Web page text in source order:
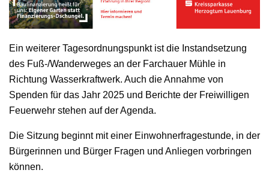
Ein weiterer Tagesordnungspunkt ist die Instandsetzung
des Fuß-/Wanderweges an der Farchauer Mühle in
Richtung Wasserkraftwerk. Auch die Annahme von
Spenden für das Jahr 2025 und Berichte der Freiwilligen
Feuerwehr stehen auf der Agenda.
Die Sitzung beginnt mit einer Einwohnerfragestunde, in der
Bürgerinnen und Bürger Fragen und Anliegen vorbringen
können.